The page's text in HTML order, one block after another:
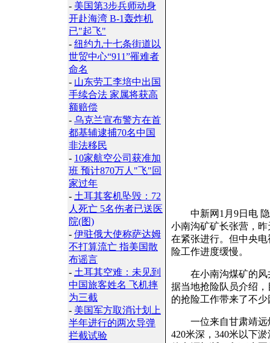
- 美国第3步兵师动身
开赴海湾 B-1轰炸机
已"起飞"
- 纽约九十七条街道以
世贸中心“911”罹难者
命名
- 山东劳工李培中出国
手续合法 家属将获高
额赔偿
- 乌克兰宣布警方在首
都基辅逮捕70名中国
非法移民
- 10家航空公司获准加
班 预计870万人"飞"回
家过年
- 土耳其客机坠毁：72
人死亡 5名伤者已送医
院(图)
- 伊驻俄大使称萨达姆
不打算流亡 指美国散
布谣言
- 土耳其空难：未见到
中国旅客姓名 飞机摔
为三截
- 美国军方取消计划上
半年进行的两次导弹
拦截试验
中新网1月9日电 隐
小南沟矿矿长张营，
在紧张进行。但中央
险工作进度缓慢。
在小南沟煤矿的风
据当地抢险队员介绍
的抢险工作带来了不少
一位来自甘肃靖远
420米深，340米以下